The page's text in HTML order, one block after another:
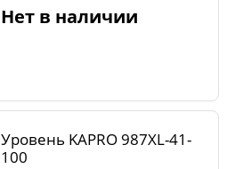
Нет в наличии
Уровень KAPRO 987XL-41-
100